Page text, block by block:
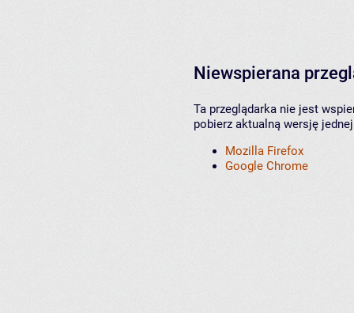
Niewspierana
Ta przeglądarka nie jest
pobierz aktualną wersję
Mozilla Firefox
Google Chrome